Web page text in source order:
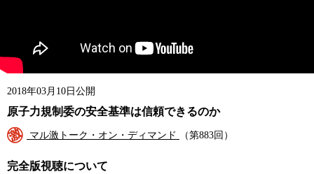
2018年03月10日公開
原子力規制委の安全基準は信頼できるのか
マル激トーク・オン・ディマンド （第883回）
完全版視聴について